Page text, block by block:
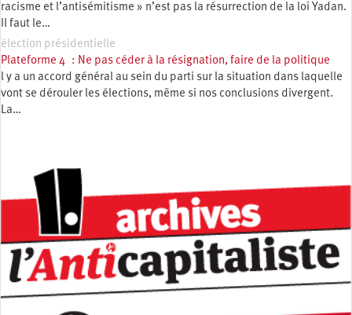
racisme et l’antisémitisme » n’est pas la résurrection de la loi Yadan.
Il faut le…
élection présidentielle
Plateforme 4 : Ne pas céder à la résignation, faire de la politique
l y a un accord général au sein du parti sur la situation dans laquelle
vont se dérouler les élections, même si nos conclusions divergent.
La…